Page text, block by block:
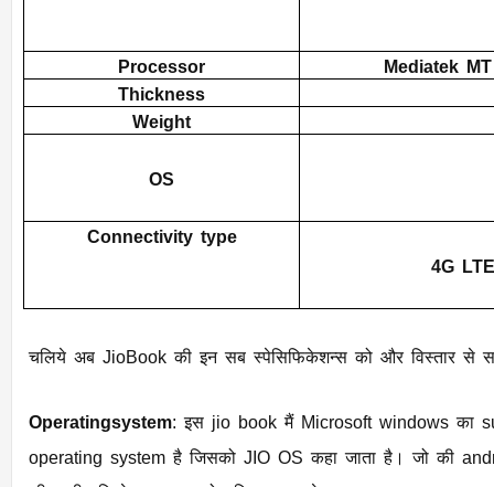
Processor
Mediatek
Thickness
Weight
OS
Connectivity type
4G
चलिये अब JioBook की इन सब स्पेसिफिकेशन्स को और विस्तार से
Operatingsystem: इस jio book मैं Microsoft windows का support नहीं है, बल्कि जियो का खुद का
operating system है जिसको JIO OS कहा जाता है। जो की android बेस है, इसलिए jio